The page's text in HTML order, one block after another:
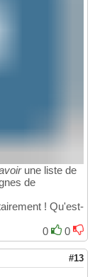
une liste de
de
! Qu'est-
0
0
#13